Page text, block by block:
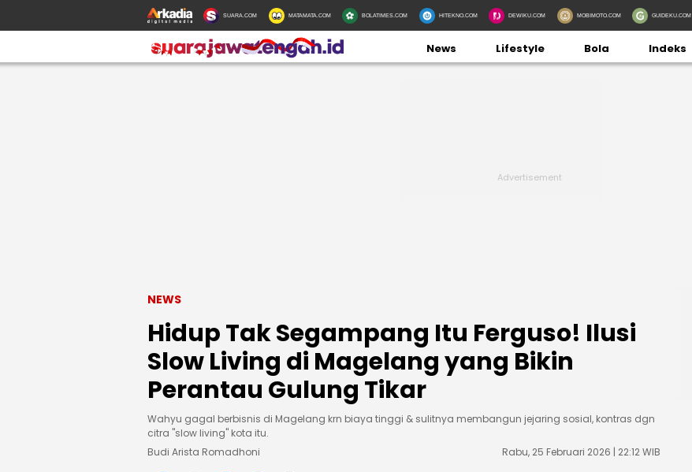
SUARA.COM MATAMATA.COM BOLATIMES.COM HITEKNO.COM DEWIKU.COM MOBIMOTO.COM GUIDEKU.COM
News Lifestyle Bola Indeks
NEWS
Hidup Tak Segampang Itu Ferguso! Ilusi
Slow Living di Magelang yang Bikin
Perantau Gulung Tikar
Wahyu gagal berbisnis di Magelang krn biaya tinggi & sulitnya membangun jejaring sosial, kontras dgn
citra "slow living" kota itu.
Budi Arista Romadhoni
Rabu, 25 Februari 2026 | 22:12 WIB